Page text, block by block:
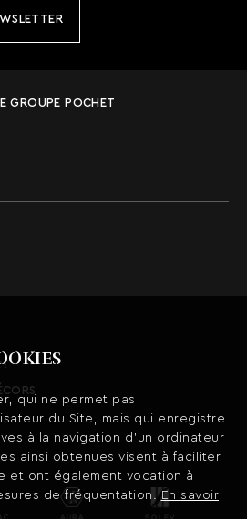
qui ne permet pas
du Site, mais qui enregistre
à la navigation d’un ordinateur
ainsi obtenues visent à faciliter
et ont également vocation à
de fréquentation.En savoir
GROUPE POCHET